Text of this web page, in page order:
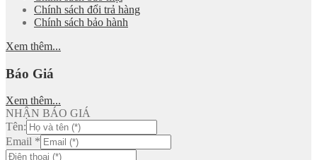
Chính sách đổi trả hàng
Chính sách bảo hành
Xem thêm...
Báo Giá
Xem thêm...
NHẬN BÁO GIÁ
Tên:
Email *